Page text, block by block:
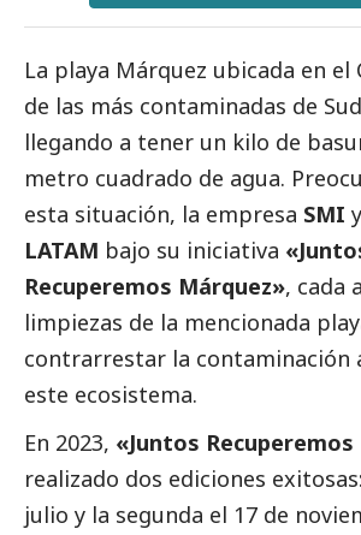
La playa Márquez ubicada en el
de las más contaminadas de
llegando a tener un kilo de
metro cuadrado de agua.
esta situación, la empresa SMI y
LATAM bajo su iniciativa
Recuperemos Márquez», cada
limpiezas de la mencionada
contrarrestar la contaminación
este ecosistema.
En 2023, «Juntos
realizado dos ediciones
julio y la segunda el 17 de